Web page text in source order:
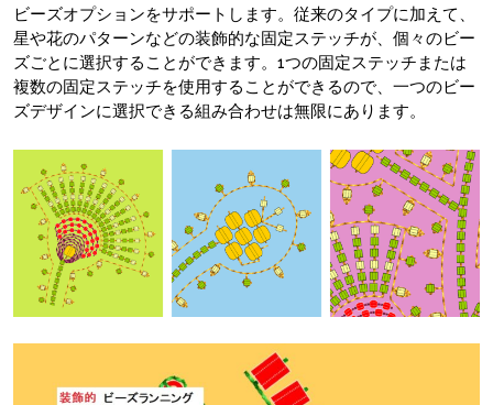
ビーズオプションをサポートします。従来のタイプに加えて、
星や花のパターンなどの装飾的な固定ステッチが、個々のビー
ズごとに選択することができます。1つの固定ステッチまたは
複数の固定ステッチを使用することができるので、一つのビー
ズデザインに選択できる組み合わせは無限にあります。